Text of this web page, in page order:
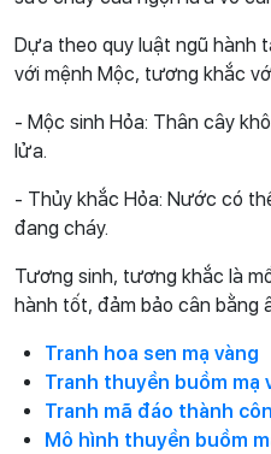
Dựa theo quy luật ngũ hành
với mệnh Mộc, tương khắc
- Mộc sinh Hỏa: Thân cây
lửa.
- Thủy khắc Hỏa: Nước có
đang cháy.
Tương sinh, tương khắc là
hành tốt, đảm bảo cân bằng
Tranh hoa sen mạ vàng
Tranh thuyền buồm mạ
Tranh mã đáo thành
Mô hình thuyền buồm